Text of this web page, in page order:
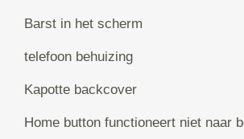
Barst in het scherm
telefoon behuizing
Kapotte backcover
Home button functioneert niet naar